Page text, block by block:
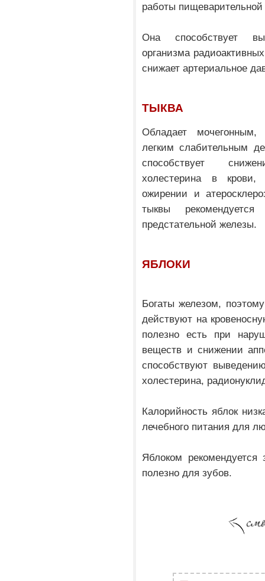
работы
Она способствует
организма
снижает артериальное
ТЫКВА
Обладает мочегонным,
легким слабительным
способствует
холестерина в крови,
ожирении и
тыквы
предстательной железы.
ЯБЛОКИ
Богаты железом,
действуют на
полезно есть при
веществ и снижении
способствуют
холестерина,
Калорийность яблок
лечебного питания для
Яблоком
полезно для зубов.